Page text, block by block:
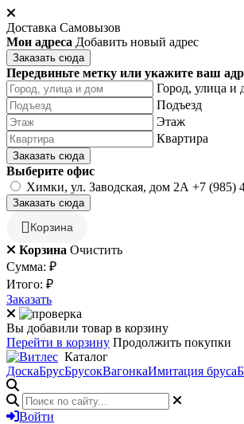
Доставка Самовызов
Мои адреса Добавить новый адрес
Заказать сюда
Передвиньте метку или укажите ваш
Город, улица и
Подъезд
Этаж
Квартира
Заказать сюда
Выберите офис
Химки, ул. Заводская, дом 2А +7 (985)
Заказать сюда
Корзина
Корзина Очистить
Сумма: ₽
Итого: ₽
Заказать
Вы добавили товар в корзину
Перейти в корзину Продолжить покупки
Каталог
ДоскаБрусБрусокВагонкаИмитация бруса
Войти